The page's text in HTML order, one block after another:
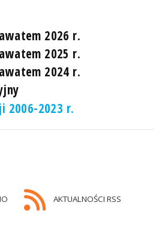
2026 r.
2025 r.
2024 r.
2006-2023 r.
AKTUALNOŚCI RSS